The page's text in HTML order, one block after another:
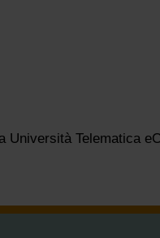
Università Telematica